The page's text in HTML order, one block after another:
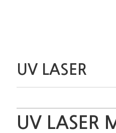
UV LASER
UV LASER